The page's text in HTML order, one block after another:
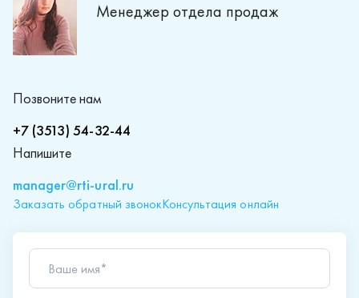
Менеджер отдела продаж
Позвоните нам
+7 (3513) 54-32-44
Напишите
manager@rti-ural.ru
Заказать обратный звонокКонсультация онлайн
Ваше имя*
Телефон*